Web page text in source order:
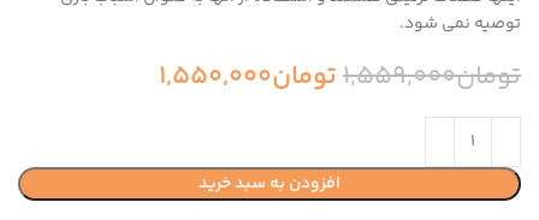
توصیه نمی شود.
تومان1,559,000تومان1,550,000
افزودن به سبد خرید